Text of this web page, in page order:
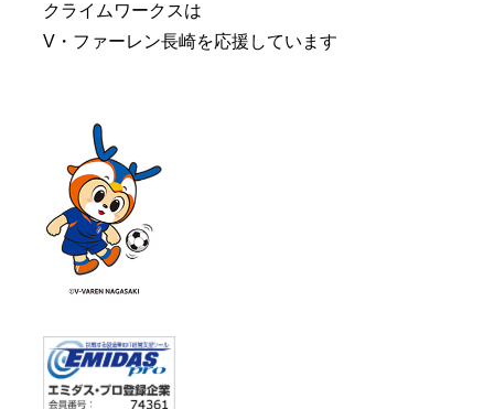
クライムワークスは
V・ファーレン長崎を応援しています